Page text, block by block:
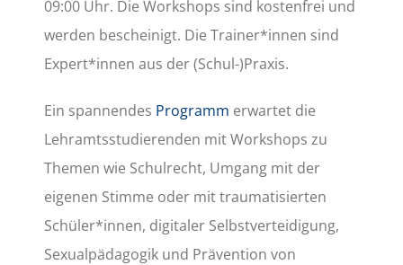
09:00 Uhr. Die Workshops sind kostenfrei und
werden bescheinigt. Die Trainer*innen sind
Expert*innen aus der (Schul-)Praxis.
Ein spannendes Programm erwartet die
Lehramtsstudierenden mit Workshops zu
Themen wie Schulrecht, Umgang mit der
eigenen Stimme oder mit traumatisierten
Schüler*innen, digitaler Selbstverteidigung,
Sexualpädagogik und Prävention von